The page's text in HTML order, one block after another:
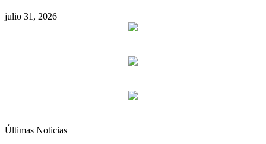
julio 31, 2026
Últimas Noticias